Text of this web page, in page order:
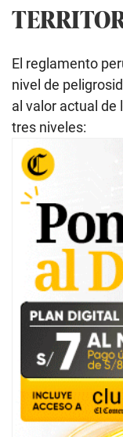
El reglamento
nivel de
al valor actual de
tres niveles: